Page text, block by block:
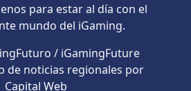
para estar al día con el
mundo del iGaming.
/ iGamingFuture
de noticias regionales por
Capital Web